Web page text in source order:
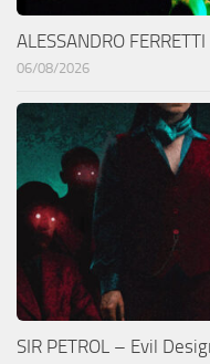
ALESSANDRO
06/08/2026
SIR PETROL – Evil